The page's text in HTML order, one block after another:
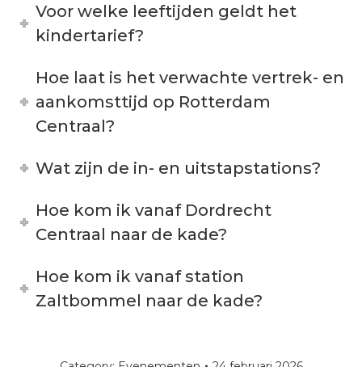
Voor welke leeftijden geldt het
kindertarief?
Hoe laat is het verwachte vertrek- en
aankomsttijd op Rotterdam
Centraal?
Wat zijn de in- en uitstapstations?
Hoe kom ik vanaf Dordrecht
Centraal naar de kade?
Hoe kom ik vanaf station
Zaltbommel naar de kade?